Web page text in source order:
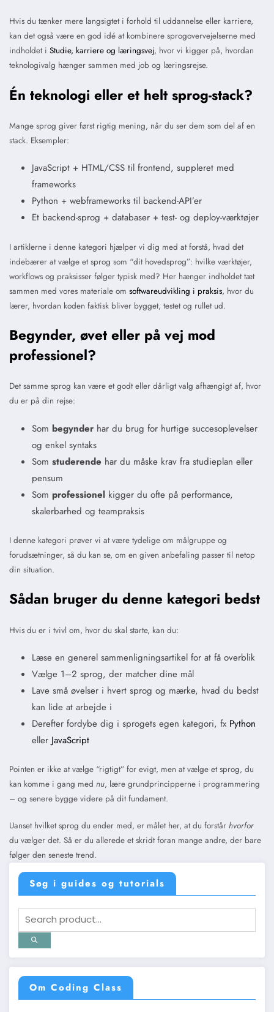
Hvis du tænker mere langsigtet i forhold til uddannelse eller karriere,
kan det også være en god idé at kombinere sprogovervejelserne med
indholdet i Studie, karriere og læringsvej, hvor vi kigger på, hvordan
teknologivalg hænger sammen med job og læringsrejse.
Én teknologi eller et helt sprog-stack?
Mange sprog giver først rigtig mening, når du ser dem som del af en
stack. Eksempler:
JavaScript + HTML/CSS til frontend, suppleret med
frameworks
Python + webframeworks til backend-API’er
Et backend-sprog + databaser + test- og deploy-værktøjer
I artiklerne i denne kategori hjælper vi dig med at forstå, hvad det
indebærer at vælge et sprog som “dit hovedsprog”: hvilke værktøjer,
workflows og praksisser følger typisk med? Her hænger indholdet tæt
sammen med vores materiale om softwareudvikling i praksis, hvor du
lærer, hvordan koden faktisk bliver bygget, testet og rullet ud.
Begynder, øvet eller på vej mod
professionel?
Det samme sprog kan være et godt eller dårligt valg afhængigt af, hvor
du er på din rejse:
Som begynderhar du brug for hurtige succesoplevelser
og enkel syntaks
Som studerende har du måske krav fra studieplan eller
pensum
Som professionelkigger du ofte på performance,
skalerbarhed og teampraksis
I denne kategori prøver vi at være tydelige om målgruppe og
forudsætninger, så du kan se, om en given anbefaling passer til netop
din situation.
Sådan bruger du denne kategori bedst
Hvis du er i tvivl om, hvor du skal starte, kan du:
Læse en generel sammenligningsartikel for at få overblik
Vælge 1–2 sprog, der matcher dine mål
Lave små øvelser i hvert sprog og mærke, hvad du bedst
kan lide at arbejde i
Derefter fordybe dig i sprogets egen kategori, fx Python
eller JavaScript
Pointen er ikke at vælge “rigtigt” for evigt, men at vælge et sprog, du
kan komme i gang med nu, lære grundprincipperne i programmering
– og senere bygge videre på dit fundament.
Uanset hvilket sprog du ender med, er målet her, at du forstår hvorfor
du vælger det. Så er du allerede et skridt foran mange andre, der bare
følger den seneste trend.
Søg i guides og tutorials
Om Coding Class